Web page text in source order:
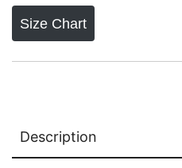
Size Chart
Description